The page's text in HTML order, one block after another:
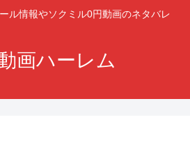
ル情報やソクミル0円動画のネタバレ
画ハーレム